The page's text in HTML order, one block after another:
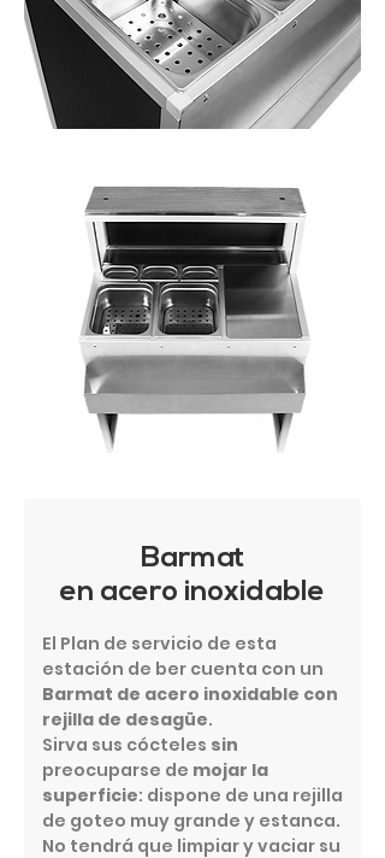
Barmat
en acero inoxidable
El Plan de servicio de esta
estación de ber cuenta con un
Barmat de acero inoxidable con
rejilla de desagüe.
Sirva sus cócteles sin
preocuparse de mojar la
superficie: dispone de una rejilla
de goteo muy grande y estanca.
No tendrá que limpiar y vaciar su